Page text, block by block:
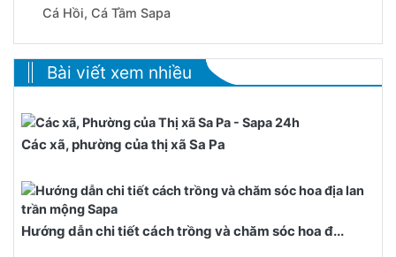
Cá Hồi, Cá Tầm Sapa
Bài viết xem nhiều
Các xã, phường của thị xã Sa Pa
Hướng dẫn chi tiết cách trồng và chăm sóc hoa đ...